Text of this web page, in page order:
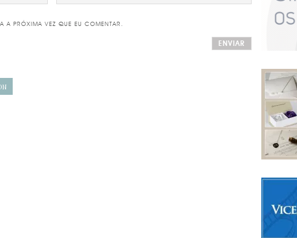
A PRÓXIMA VEZ QUE EU COMENTAR.